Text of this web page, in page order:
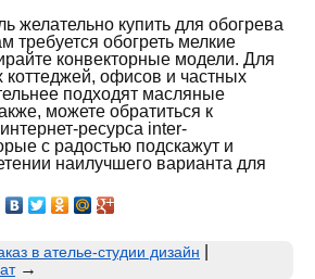
желательно купить для обогрева
требуется обогреть мелкие
конвекторные модели. Для
коттеджей, офисов и частных
подходят масляные
можете обратиться к
ресурса inter-
с радостью подскажут и
наилучшего варианта для
в ателье-студии дизайн
→